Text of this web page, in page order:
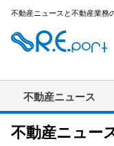
不動産ニュースと不動産業務
不動産ニュース
不動産ニュー